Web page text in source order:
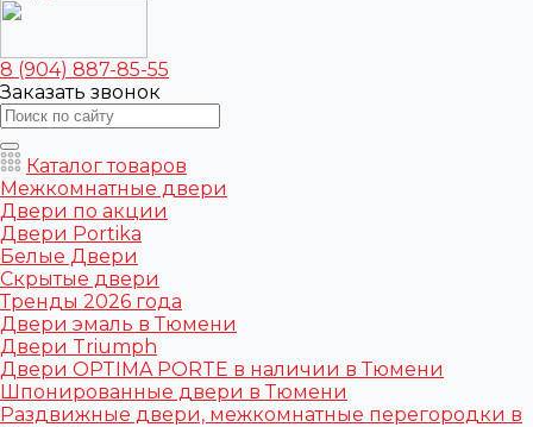
8 (904) 887-85-55
Заказать звонок
Каталог товаров
Межкомнатные двери
Двери по акции
Двери Portika
Белые Двери
Скрытые двери
Тренды 2026 года
Двери эмаль в Тюмени
Двери Triumph
Двери OPTIMA PORTE в наличии в Тюмени
Шпонированные двери в Тюмени
Раздвижные двери, межкомнатные перегородки в